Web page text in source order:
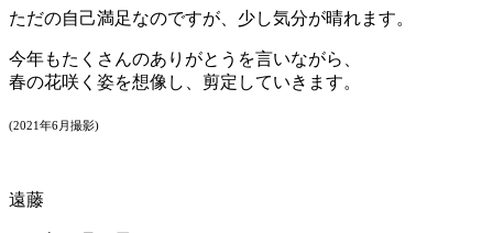
ただの自己満足なのですが、少し気分が晴れます。
今年もたくさんのありがとうを言いながら、
春の花咲く姿を想像し、剪定していきます。
(2021年6月撮影)
遠藤